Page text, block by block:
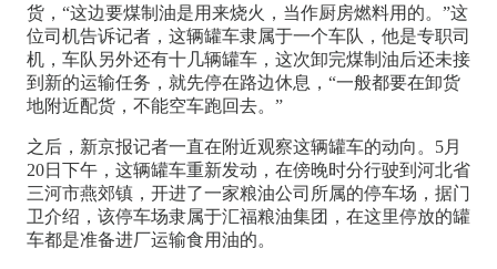
货，“这边要煤制油是用来烧火，当作厨房燃料用的。”这
位司机告诉记者，这辆罐车隶属于一个车队，他是专职司
机，车队另外还有十几辆罐车，这次卸完煤制油后还未接
到新的运输任务，就先停在路边休息，“一般都要在卸货
地附近配货，不能空车跑回去。”
之后，新京报记者一直在附近观察这辆罐车的动向。5月
20日下午，这辆罐车重新发动，在傍晚时分行驶到河北省
三河市燕郊镇，开进了一家粮油公司所属的停车场，据门
卫介绍，该停车场隶属于汇福粮油集团，在这里停放的罐
车都是准备进厂运输食用油的。